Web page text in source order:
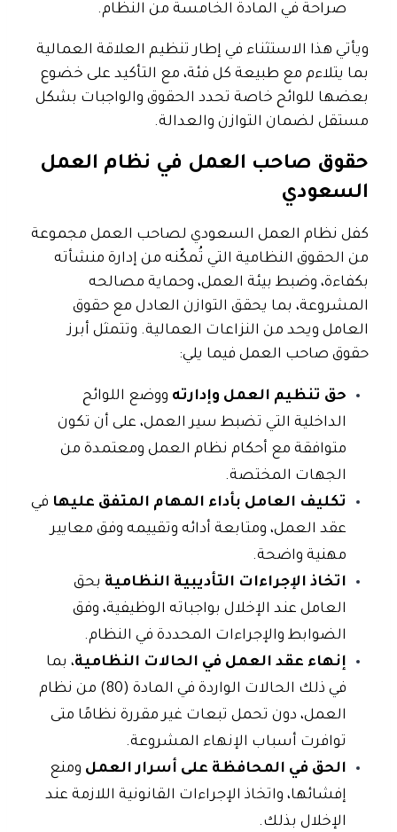
صراحة في المادة الخامسة من النظام.
ويأتي هذا الاستثناء في إطار تنظيم العلاقة العمالية
بما يتلاءم مع طبيعة كل فئة، مع التأكيد على خضوع
بعضها للوائح خاصة تحدد الحقوق والواجبات بشكل
مستقل لضمان التوازن والعدالة.
حقوق صاحب العمل في نظام العمل
السعودي
كفل نظام العمل السعودي لصاحب العمل مجموعة
من الحقوق النظامية التي تُمكّنه من إدارة منشأته
بكفاءة، وضبط بيئة العمل، وحماية مصالحه
المشروعة، بما يحقق التوازن العادل مع حقوق
العامل ويحد من النزاعات العمالية. وتتمثل أبرز
حقوق صاحب العمل فيما يلي:
حق تنظيم العمل وإدارته ووضع اللوائح
الداخلية التي تضبط سير العمل، على أن تكون
متوافقة مع أحكام نظام العمل ومعتمدة من
الجهات المختصة.
تكليف العامل بأداء المهام المتفق عليها في
عقد العمل، ومتابعة أدائه وتقييمه وفق معايير
مهنية واضحة.
اتخاذ الإجراءات التأديبية النظامية بحق
العامل عند الإخلال بواجباته الوظيفية، وفق
الضوابط والإجراءات المحددة في النظام.
إنهاء عقد العمل في الحالات النظامية، بما
في ذلك الحالات الواردة في المادة (80) من نظام
العمل، دون تحمل تبعات غير مقررة نظامًا متى
توافرت أسباب الإنهاء المشروعة.
الحق في المحافظة على أسرار العمل ومنع
إفشائها، واتخاذ الإجراءات القانونية اللازمة عند
الإخلال بذلك.